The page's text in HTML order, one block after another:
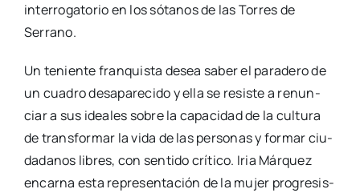
inte­rro­ga­to­rio en los sóta­nos de las Torres de
Serrano.
Un tenien­te fran­quis­ta desea saber el para­de­ro de
un cua­dro des­apa­re­ci­do y ella se resis­te a renun­
ciar a sus idea­les sobre la capa­ci­dad de la cul­tu­ra
de trans­for­mar la vida de las per­so­nas y for­mar ciu­
da­da­nos libres, con sen­ti­do crí­ti­co. Iria Már­quez
encar­na esta repre­sen­ta­ción de la mujer pro­gre­sis­